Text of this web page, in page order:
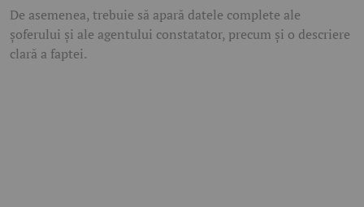
De asemenea, trebuie să apară datele complete ale
șoferului și ale agentului constatator, precum și o descriere
clară a faptei.